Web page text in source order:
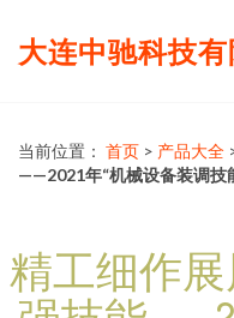
大连中驰科技有
当前位置： 首页 > 产品大全
——2021年“机械设备装调技
精工细作